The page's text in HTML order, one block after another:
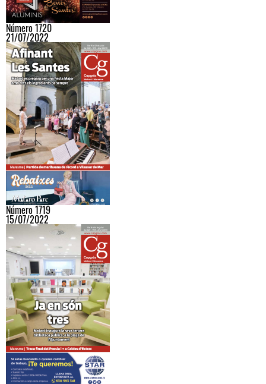
Número 1720
21/07/2022
Número 1719
15/07/2022